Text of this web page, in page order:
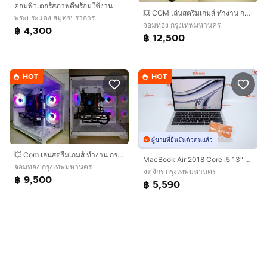
คอมพิวเตอร์สภาพดีพร้อมใช้งาน
พระประแดง สมุทรปราการ
฿ 4,300
💥 COM เล่นสตรีมเกมส์ ทำงาน กราฟิก 3D ตัดต่อ 💥
จอมทอง กรุงเทพมหานคร
฿ 12,500
HOT
💥 Com เล่นสตรีมเกมส์ ทำงาน กราฟิก 3D ตัดต่อ 💥 CPU I3 10105F + RX 570 OC 8 GB + RAM 16 GB + SSD 256 GB 💥
จอมทอง กรุงเทพมหานคร
฿ 9,500
HOT
ผู้ขายที่ยืนยันตัวตนแล้ว
MacBook Air 2018 Core i5 13" 8.128GB
จตุจักร กรุงเทพมหานคร
฿ 5,590